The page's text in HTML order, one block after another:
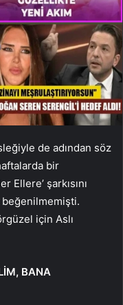
de adından söz
bir
Ellere’ şarkısını
için Aslı
BANA